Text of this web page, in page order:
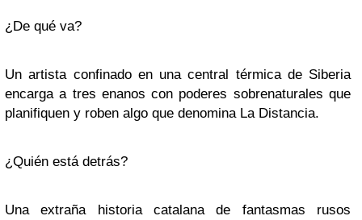
¿De qué va?
Un artista confinado en una central térmica de Siberia
encarga a tres enanos con poderes sobrenaturales que
planifiquen y roben algo que denomina La Distancia.
¿Quién está detrás?
Una extraña historia catalana de fantasmas rusos